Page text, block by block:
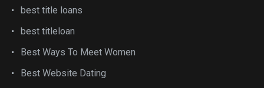
best title loans
best titleloan
Best Ways To Meet Women
Best Website Dating